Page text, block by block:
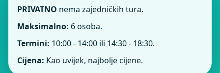
PRIVATNO nema zajedničkih tura.
Maksimalno: 6 osoba.
Termini: 10:00 - 14:00 ili 14:30 - 18:30.
Cijena: Kao uvijek, najbolje cijene.